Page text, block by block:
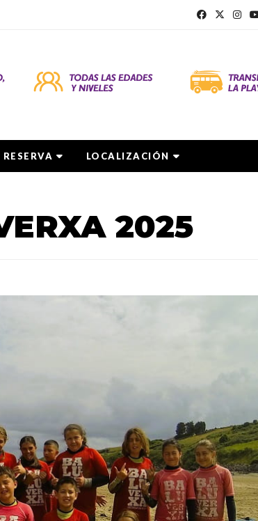
RESERVA LOCALIZACIÓN
2025